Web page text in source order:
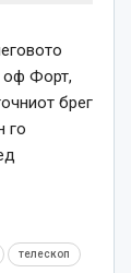
оф Форт,
брег
го
телескоп